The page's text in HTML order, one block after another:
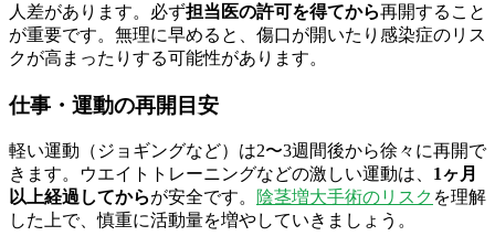
人差があります。必ず担当医の許可を得てから再開すること
が重要です。無理に早めると、傷口が開いたり感染症のリス
クが高まったりする可能性があります。
仕事・運動の再開目安
軽い運動（ジョギングなど）は2〜3週間後から徐々に再開で
きます。ウエイトトレーニングなどの激しい運動は、 1ヶ月
以上経過してからが安全です。 陰茎増大手術のリスク を理解
した上で、慎重に活動量を増やしていきましょう。